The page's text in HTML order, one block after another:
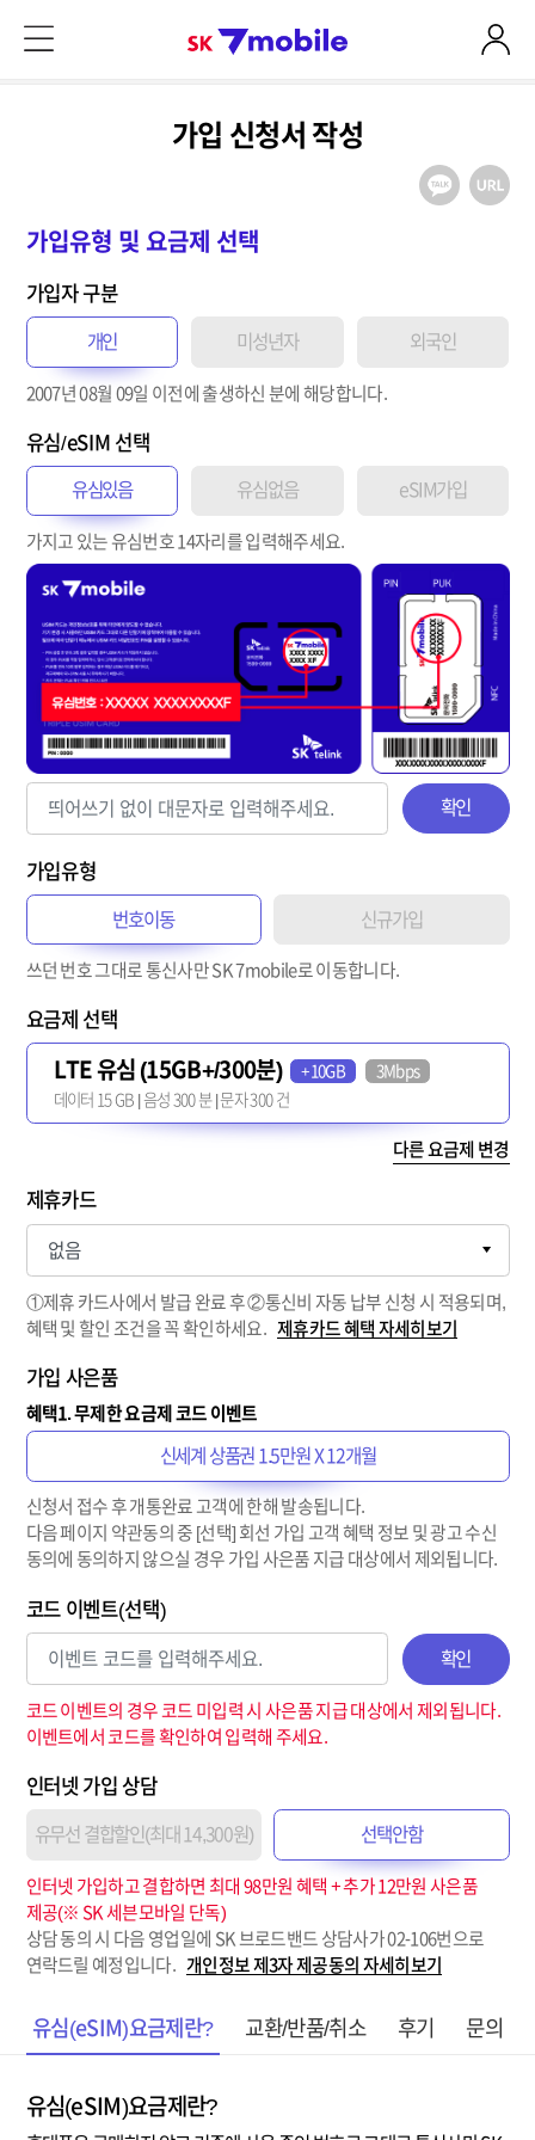
SK 7mobile
가입 신청서 작성
가입유형 및 요금제 선택
가입자 구분
개인 미성년자 외국인
2007년 08월 09일 이전 에 출생하신 분에 해당합니다.
유심/eSIM 선택
유심있음 유심없음 eSIM가입
가지고 있는 유심번호 14자리를 입력해주세요.
확인
가입유형
번호이동 신규가입
쓰던 번호 그대로 통신사만 SK 7mobile로 이동합니다.
요금제 선택
LTE 유심 (15GB+/300분) +10GB
3Mbps
데이터 15 GB | 음성 300 분 | 문자 300 건
다른 요금제 변경
제휴카드
①제휴 카드사에서 발급 완료 후 ②통신비 자동 납부 신청 시 적용되며,
혜택 및 할인 조건을 꼭 확인하세요.
제휴카드 혜택 자세히보기
가입 사은품
혜택1. 무제한 요금제 코드 이벤트
신세계 상품권 1.5만원 X 12개월
신청서 접수 후 개통완료 고객에 한해 발송됩니다.
다음 페이지 약관동의 중 [선택] 회선 가입 고객 혜택 정보 및 광고 수신
동의에 동의하지 않으실 경우 가입 사은품 지급 대상에서 제외됩니다.
코드 이벤트(선택)
확인
코드 이벤트의 경우 코드 미입력 시 사은품 지급 대상에서 제외됩니다.
이벤트에서 코드를 확인하여 입력해 주세요.
인터넷 가입 상담
유무선 결합할인(최대 14,300원) 선택안함
인터넷 가입하고 결합하면 최대 98만원 혜택 + 추가 12만원 사은품
제공(※ SK 세븐모바일 단독)
상담 동의 시 다음 영업일에 SK 브로드밴드 상담사가 02-106번으로
연락드릴 예정입니다.
개인정보 제3자 제공동의 자세히보기
유심(eSIM)요금제란? 교환/반품/취소 후기 문의
유심(eSIM)요금제란?